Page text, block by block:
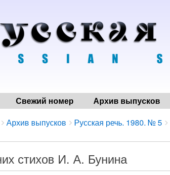
Свежий номер Архив выпусков
Архив выпусков Русская речь. 1980. № 5
стихов И. А. Бунина